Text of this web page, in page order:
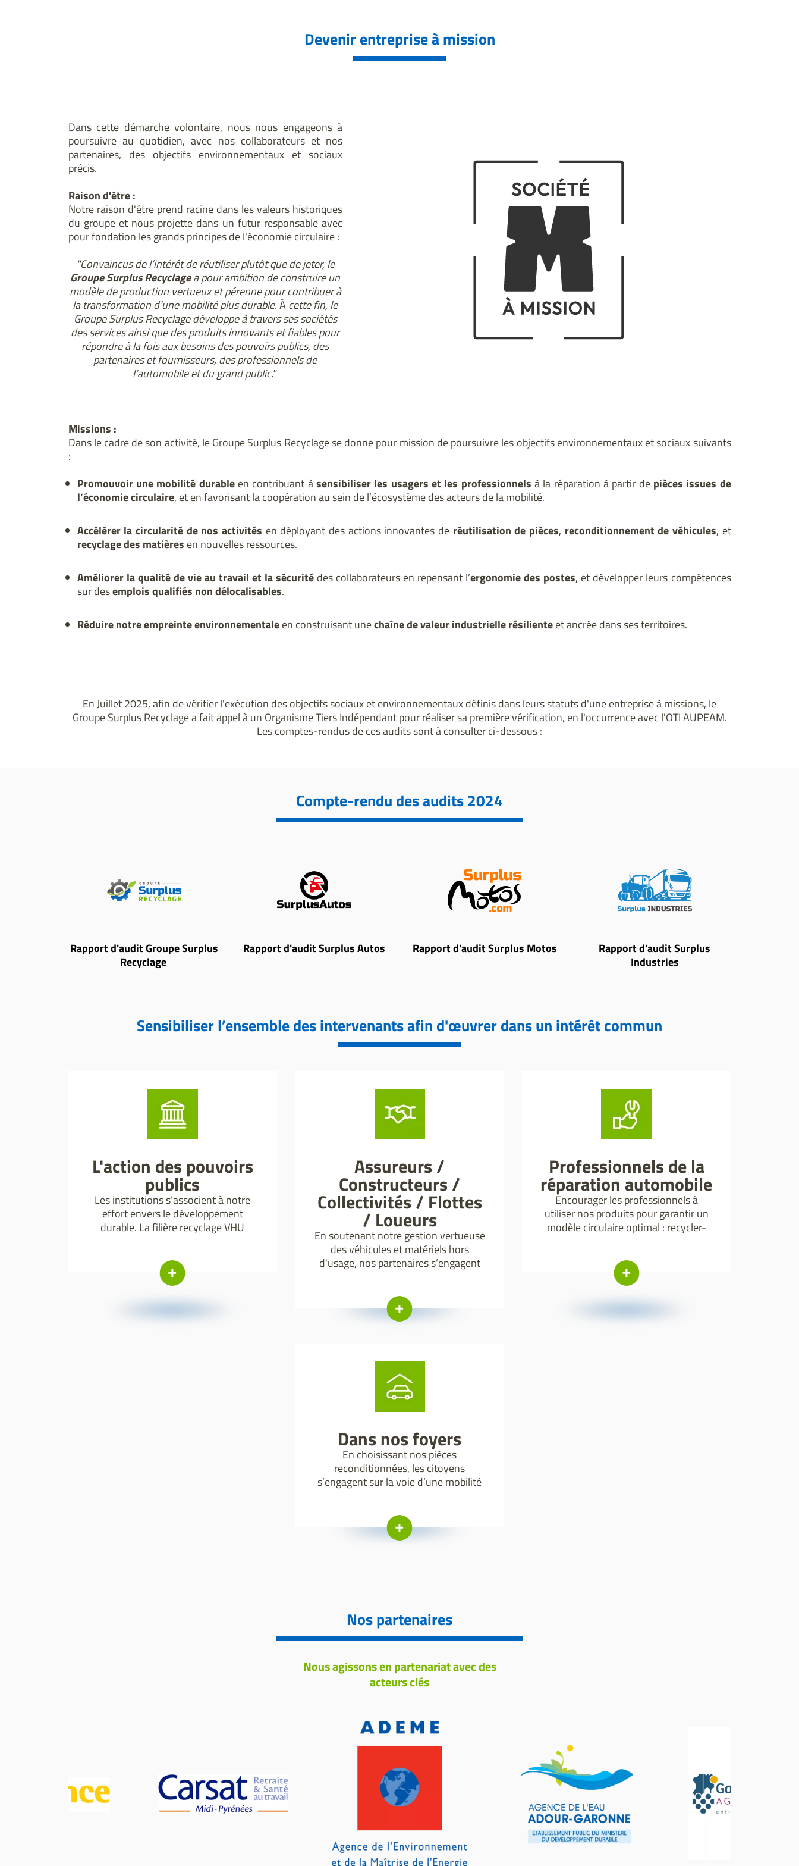
Devenir entreprise à mission
Dans cette démarche volontaire, nous nous engageons à
poursuivre au quotidien, avec nos collaborateurs et nos
partenaires, des objectifs environnementaux et sociaux
précis.
Raison d'être :
Notre raison d'être prend racine dans les valeurs historiques
du groupe et nous projette dans un futur responsable avec
pour fondation les grands principes de l'économie circulaire :
"Convaincus de l’intérêt de réutiliser plutôt que de jeter, le
Groupe Surplus Recyclagea pour ambition de construire un
modèle de production vertueux et pérenne pour contribuer à
la transformation d’une mobilité plus durable.Àcette fin, le
Groupe Surplus Recyclage développe à travers ses sociétés
des services ainsi que des produits innovants et fiables pour
répondre à la fois aux besoins des pouvoirs publics, des
partenaires et fournisseurs, des professionnels de
l’automobile et du grand public."
Missions :
Dans le cadre de son activité, le Groupe Surplus Recyclage se donne pour mission de poursuivre les objectifs environnementaux et sociaux suivants
:
Promouvoir une mobilité durableen contribuant àsensibiliser les usagers et les professionnels à la réparation à partir de pièces issues de
l’économie circulaire, et en favorisant la coopération au sein de l’écosystème des acteurs de la mobilité.
Accélérer la circularité de nos activités en déployant des actions innovantes de réutilisation de pièces, reconditionnement de véhicules, et
recyclage des matières en nouvelles ressources.
Améliorer la qualité de vie au travail et la sécuritédes collaborateurs en repensant l’ergonomie des postes, et développer leurs compétences
sur desemplois qualifiés non délocalisables.
Réduire notre empreinte environnementaleen construisant unechaîne de valeur industrielle résilienteet ancrée dans ses territoires.
En Juillet 2025, afin de vérifier l'exécution des objectifs sociaux et environnementaux définis dans leurs statuts d'une entreprise à missions, le
Groupe Surplus Recyclage a fait appel à un Organisme Tiers Indépendant pour réaliser sa première vérification, en l'occurrence avec l'OTI AUPEAM.
Les comptes-rendus de ces audits sont à consulter ci-dessous :
Compte-rendu des audits 2024
Rapport d'audit Groupe Surplus
Recyclage
Rapport d'audit Surplus Autos Rapport d'audit Surplus Motos
Rapport d'audit Surplus
Industries
Sensibiliser l’ensemble des intervenants afin d'œuvrer dans un intérêt commun
L'action des pouvoirs
publics
Les institutions s’associent à notre
effort envers le développement
durable. La filière recyclage VHU
Assureurs /
Constructeurs /
Collectivités / Flottes
/ Loueurs
En soutenant notre gestion vertueuse
des véhicules et matériels hors
d'usage, nos partenaires s’engagent
sauvages.
Professionnels de la
réparation automobile
Encourager les professionnels à
utiliser nos produits pour garantir un
modèle circulaire optimal : recycler-
Dans nos foyers
En choisissant nos pièces
reconditionnées, les citoyens
s’engagent sur la voie d’une mobilité
d’aujourd’hui.
Nos partenaires
Nous agissons en partenariat avec des
acteurs clés